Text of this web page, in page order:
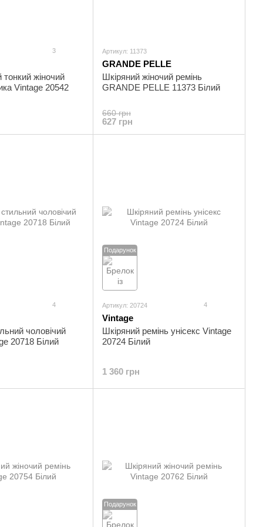
3
тонкий жіночий
Vintage 20542
Артикул: 11373
GRANDE PELLE
Шкіряний жіночий ремінь
GRANDE PELLE 11373 Білий
660 грн
627 грн
4
чоловічий
20718 Білий
Подарунок
Артикул: 20724 4
Vintage
Шкіряний ремінь унісекс Vintage
20724 Білий
1 360 грн
Подарунок